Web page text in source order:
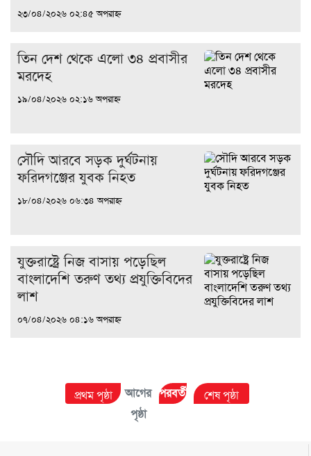
২৩/০৪/২০২৬ ০২:৪৫ অপরাহ্ন
তিন দেশ থেকে এলো ৩৪ প্রবাসীর
মরদেহ
১৯/০৪/২০২৬ ০২:১৬ অপরাহ্ন
সৌদি আরবে সড়ক দুর্ঘটনায়
ফরিদগঞ্জের যুবক নিহত
১৮/০৪/২০২৬ ০৬:৩৪ অপরাহ্ন
যুক্তরাষ্ট্রে নিজ বাসায় পড়েছিল
বাংলাদেশি তরুণ তথ্য প্রযুক্তিবিদের
লাশ
০৭/০৪/২০২৬ ০৪:১৬ অপরাহ্ন
প্রথম পৃষ্ঠা
আগের
পৃষ্ঠা
পরবর্তী
শেষ পৃষ্ঠা